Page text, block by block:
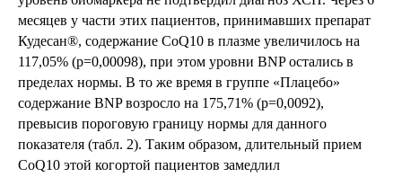
месяцев у части этих пациентов, принимавших препарат
Кудесан®, содержание CoQ10 в плазме увеличилось на
117,05% (р=0,00098), при этом уровни BNP остались в
пределах нормы. В то же время в группе «Плацебо»
содержание BNP возросло на 175,71% (р=0,0092),
превысив пороговую границу нормы для данного
показателя (табл. 2). Таким образом, длительный прием
CoQ10 этой когортой пациентов замедлил